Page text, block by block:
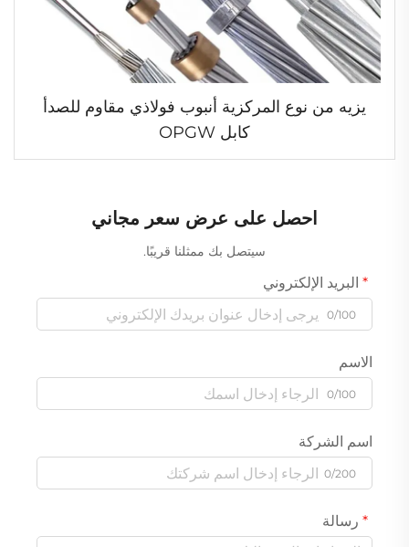
يزيه من نوع المركزية أنبوب فولاذي مقاوم للصدأ
كابل OPGW
احصل على عرض سعر مجاني
سيتصل بك ممثلنا قريبًا.
البريد الإلكتروني
0/100
الاسم
0/100
اسم الشركة
0/200
رسالة